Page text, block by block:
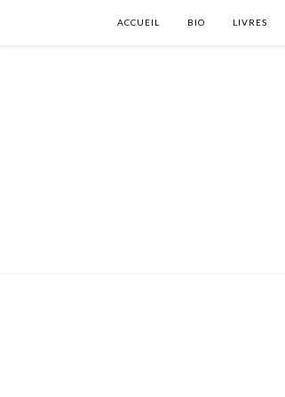
ACCUEIL BIO LIVRES